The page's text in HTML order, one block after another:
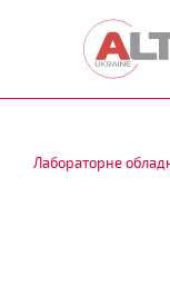
Лабораторне